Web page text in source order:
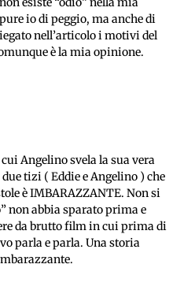
io di peggio, ma anche di
nell’articolo i motivi del
è la mia opinione.
Angelino svela la sua vera
tizi ( Eddie e Angelino ) che
è IMBARAZZANTE. Non si
non abbia sparato prima e
da brutto film in cui prima di
parla e parla. Una storia